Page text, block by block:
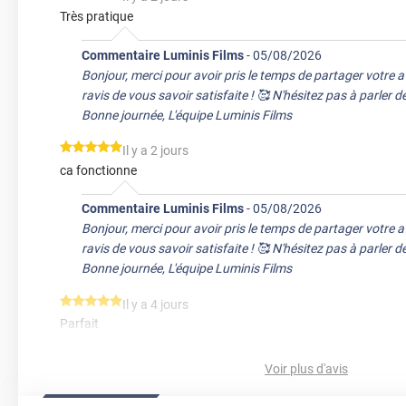
Très pratique
Commentaire Luminis Films-05/08/2026
Bonjour, merci pour avoir pris le temps de partager votre
ravis de vous savoir satisfaite ! 🥰 N'hésitez pas à parler
Bonne journée, L'équipe Luminis Films
*****
Il y a 2 jours
ca fonctionne
Commentaire Luminis Films-05/08/2026
Bonjour, merci pour avoir pris le temps de partager votre
ravis de vous savoir satisfaite ! 🥰 N'hésitez pas à parler
Bonne journée, L'équipe Luminis Films
*****
Il y a 4 jours
Parfait
03/08/2026
ravis de vous savoir satisfait ! 🥰 N'hésitez pas à parler de
Voir plus d'avis